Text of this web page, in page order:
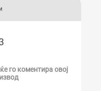
го коментира овој